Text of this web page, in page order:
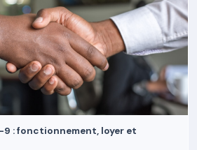
: fonctionnement, loyer et